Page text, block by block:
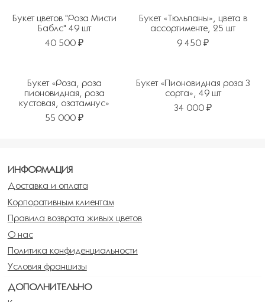
Букет цветов "Роза Мисти
Баблс" 49 шт
40 500 ₽
Букет «Тюльпаны», цвета в
ассортименте, 25 шт
9 450 ₽
Букет «Роза, роза
пионовидная, роза
кустовая, озатамнус»
55 000 ₽
Букет «Пионовидная роза 3
сорта», 49 шт
34 000 ₽
ИНФОРМАЦИЯ
Доставка и оплата
Корпоративным клиентам
Правила возврата живых цветов
О нас
Политика конфиденциальности
Условия франшизы
ДОПОЛНИТЕЛЬНО